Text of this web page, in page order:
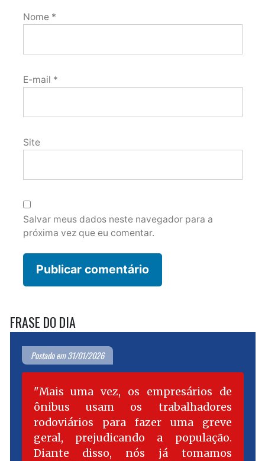
Nome *
E-mail *
Site
Salvar meus dados neste navegador para a
próxima vez que eu comentar.
FRASE DO DIA
Postado em 31/01/2026
Mais uma vez, os empresários de
ônibus usam os trabalhadores
rodoviários para fazer uma greve
geral, prejudicando a população.
Diante disso, nós já tomamos